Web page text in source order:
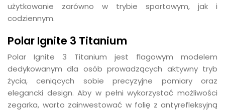
użytkowanie zarówno w trybie sportowym, jak i
codziennym.
Polar Ignite 3 Titanium
Polar Ignite 3 Titanium jest flagowym modelem
dedykowanym dla osób prowadzących aktywny tryb
życia, ceniących sobie precyzyjne pomiary oraz
elegancki design. Aby w pełni wykorzystać możliwości
zegarka, warto zainwestować w folię z antyrefleksyjną